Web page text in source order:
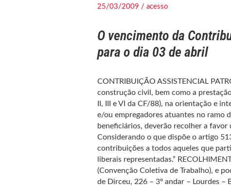
25/03/2009 / acesso
O vencimento da
para o dia 03 de abril
CONTRIBUIÇÃO ASSISTENCIAL
construção civil, bem como a
II, III e VI da CF/88), na orientação e
e/ou empregadores atuantes no ramo
beneficiários, deverão recolher a
Considerando o que dispõe o artigo
contribuições a todos aqueles que
liberais representadas.”
(Convenção Coletiva de Trabalho), e
de Dirceu, 226 – 3º andar – Lourdes –